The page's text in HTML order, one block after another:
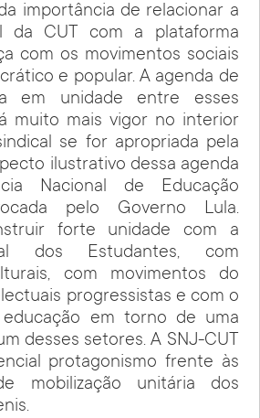
importância de relacionar a
da CUT com a plataforma
com os movimentos sociais
e popular. A agenda de
em unidade entre esses
muito mais vigor no interior
se for apropriada pela
ilustrativo dessa agenda
Nacional de Educação
pelo Governo Lula.
forte unidade com a
dos Estudantes, com
com movimentos do
progressistas e com o
educação em torno de uma
desses setores. A SNJ-CUT
protagonismo frente às
mobilização unitária dos